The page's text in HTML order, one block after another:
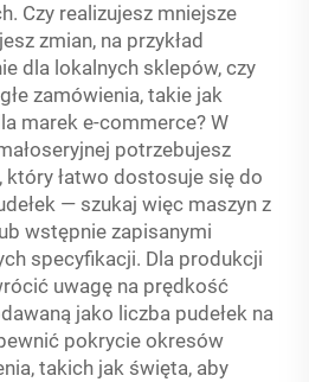
Czy realizujesz mniejsze
zmian, na przykład
dla lokalnych sklepów, czy
zamówienia, takie jak
marek e-commerce? W
potrzebujesz
łatwo dostosuje się do
— szukaj więc maszyn z
wstępnie zapisanymi
specyfikacji. Dla produkcji
uwagę na prędkość
jako liczba pudełek na
pokrycie okresów
takich jak święta, aby